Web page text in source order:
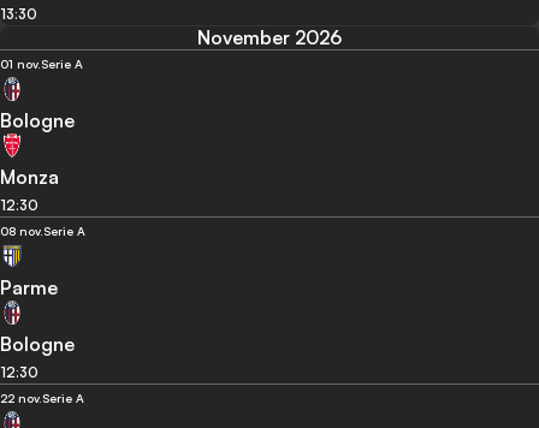
13:30
November 2026
01 nov. Serie A
Bologne
Monza
12:30
08 nov. Serie A
Parme
Bologne
12:30
22 nov. Serie A